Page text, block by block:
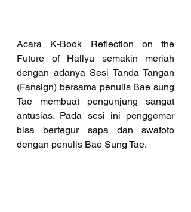
Acara K-Book Reflection on the
Future of Hallyu semakin meriah
dengan adanya Sesi Tanda Tangan
(Fansign) bersama penulis Bae sung
Tae membuat pengunjung sangat
antusias. Pada sesi ini penggemar
bisa bertegur sapa dan swafoto
dengan penulis Bae Sung Tae.